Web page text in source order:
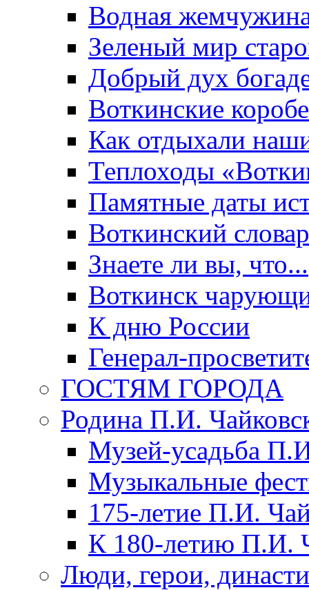
Водная
Зеленый мир
Добрый дух
Воткинские
Как отдыхали
Теплоходы
Памятные даты
Воткинский
Знаете ли вы, что...
Воткинск
К дню России
Генерал-
ГОСТЯМ ГОРОДА
Родина П.И.
Музей-усадьба
Музыкальные
175-летие П.И.
К 180-летию П.И.
Люди, герои,